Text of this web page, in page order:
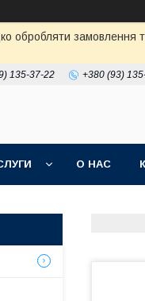
обробляти замовлення
135-37-22 +380 (93)
О НАС